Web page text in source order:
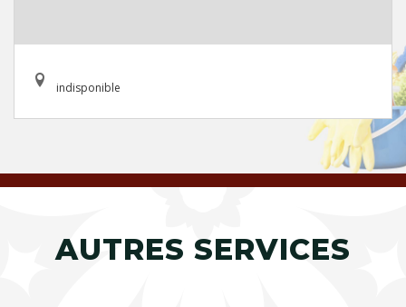
indisponible
AUTRES SERVICES